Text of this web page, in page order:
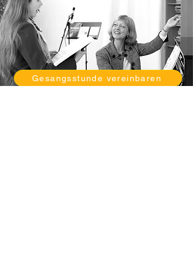
Gesangsstunde vereinbaren